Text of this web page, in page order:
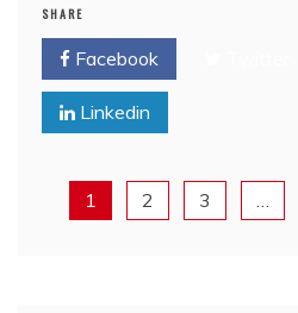
SHARE
Facebook
Linkedin
1 2 3 …